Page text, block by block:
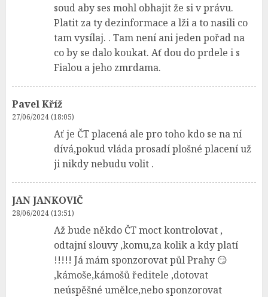
soud aby ses mohl obhajit že si v právu.
Platit za ty dezinformace a lži a to nasili co
tam vysílaj. . Tam není ani jeden pořad na
co by se dalo koukat. Ať dou do prdele i s
Fialou a jeho zmrdama.
Pavel Kříž
27/06/2024 (18:05)
Ať je ČT placená ale pro toho kdo se na ní
dívá,pokud vláda prosadí plošné placení už
ji nikdy nebudu volit .
JAN JANKOVIČ
28/06/2024 (13:51)
Až bude někdo ČT moct kontrolovat ,
odtajní slouvy ,komu,za kolik a kdy platí
!!!!! Já mám sponzorovat půl Prahy 😏
,kámoše,kámošů ředitele ,dotovat
neúspěšné umělce,nebo sponzorovat